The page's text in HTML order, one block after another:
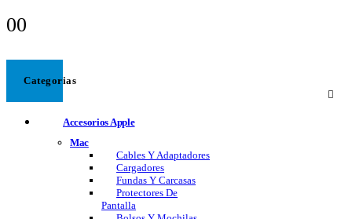
00
Categorias
Accesorios Apple
Mac
Cables Y Adaptadores
Cargadores
Fundas Y Carcasas
Protectores De
Pantalla